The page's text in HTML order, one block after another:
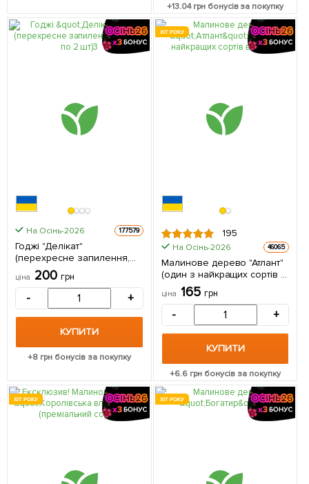
+13.04грн бонусів за покупку
На Осінь-2026 177579
Годжі "Делікат"
(перехресне запилення,
садити по 2 шт) 1
саджанець в упаковці
ціна 200 грн
- +
КУПИТИ
+8 грн бонусів за покупку
ХІТ РОКУ
195
На Осінь-2026 46065
Малинове дерево "Атлант"
(один з найкращих сортів в
світі!) 1 шт в упаковці
ціна 165 грн
- +
КУПИТИ
+6.6 грн бонусів за покупку
ХІТ РОКУ ХІТ РОКУ